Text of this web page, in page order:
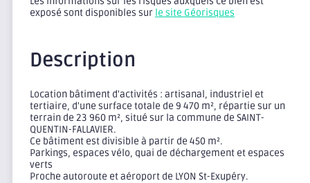
exposé sont disponibles sur le site Géorisques
Description
Location bâtiment d'activités : artisanal, industriel et
tertiaire, d'une surface totale de 9 470 m², répartie sur un
terrain de 23 960 m², situé sur la commune de SAINT-
QUENTIN-FALLAVIER.
Ce bâtiment est divisible à partir de 450 m².
Parkings, espaces vélo, quai de déchargement et espaces
verts
Proche autoroute et aéroport de LYON St-Exupéry.